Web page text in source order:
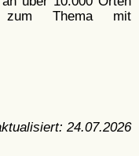
zum Thema mit
24.07.2026